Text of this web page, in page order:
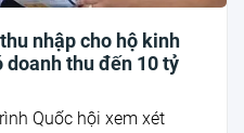
nhập cho hộ kinh
doanh thu đến 10 tỷ
Quốc hội xem xét